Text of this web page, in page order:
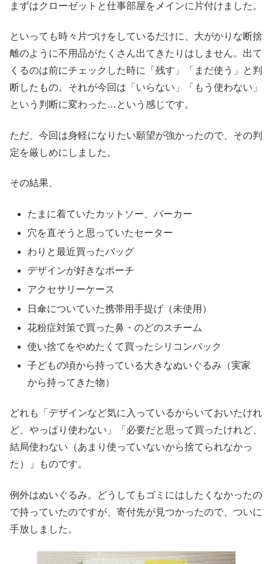
まずはクローゼットと仕事部屋をメインに片付けました。
といっても時々片づけをしているだけに、大がかりな断捨
離のように不用品がたくさん出てきたりはしません。出て
くるのは前にチェックした時に「残す」「まだ使う」と判
断したもの。それが今回は「いらない」「もう使わない」
という判断に変わった…という感じです。
ただ、今回は身軽になりたい願望が強かったので、その判
定を厳しめにしました。
その結果、
たまに着ていたカットソー、パーカー
穴を直そうと思っていたセーター
わりと最近買ったバッグ
デザインが好きなポーチ
アクセサリーケース
日傘についていた携帯用手提げ（未使用）
花粉症対策で買った鼻・のどのスチーム
使い捨てをやめたくて買ったシリコンバック
子どもの頃から持っている大きなぬいぐるみ（実家
から持ってきた物）
どれも「デザインなど気に入っているからいておいたけれ
ど、やっぱり使わない」「必要だと思って買ったけれど、
結局使わない（あまり使っていないから捨てられなかっ
た）」ものです。
例外はぬいぐるみ。どうしてもゴミにはしたくなかったの
で持っていたのですが、寄付先が見つかったので、ついに
手放しました。